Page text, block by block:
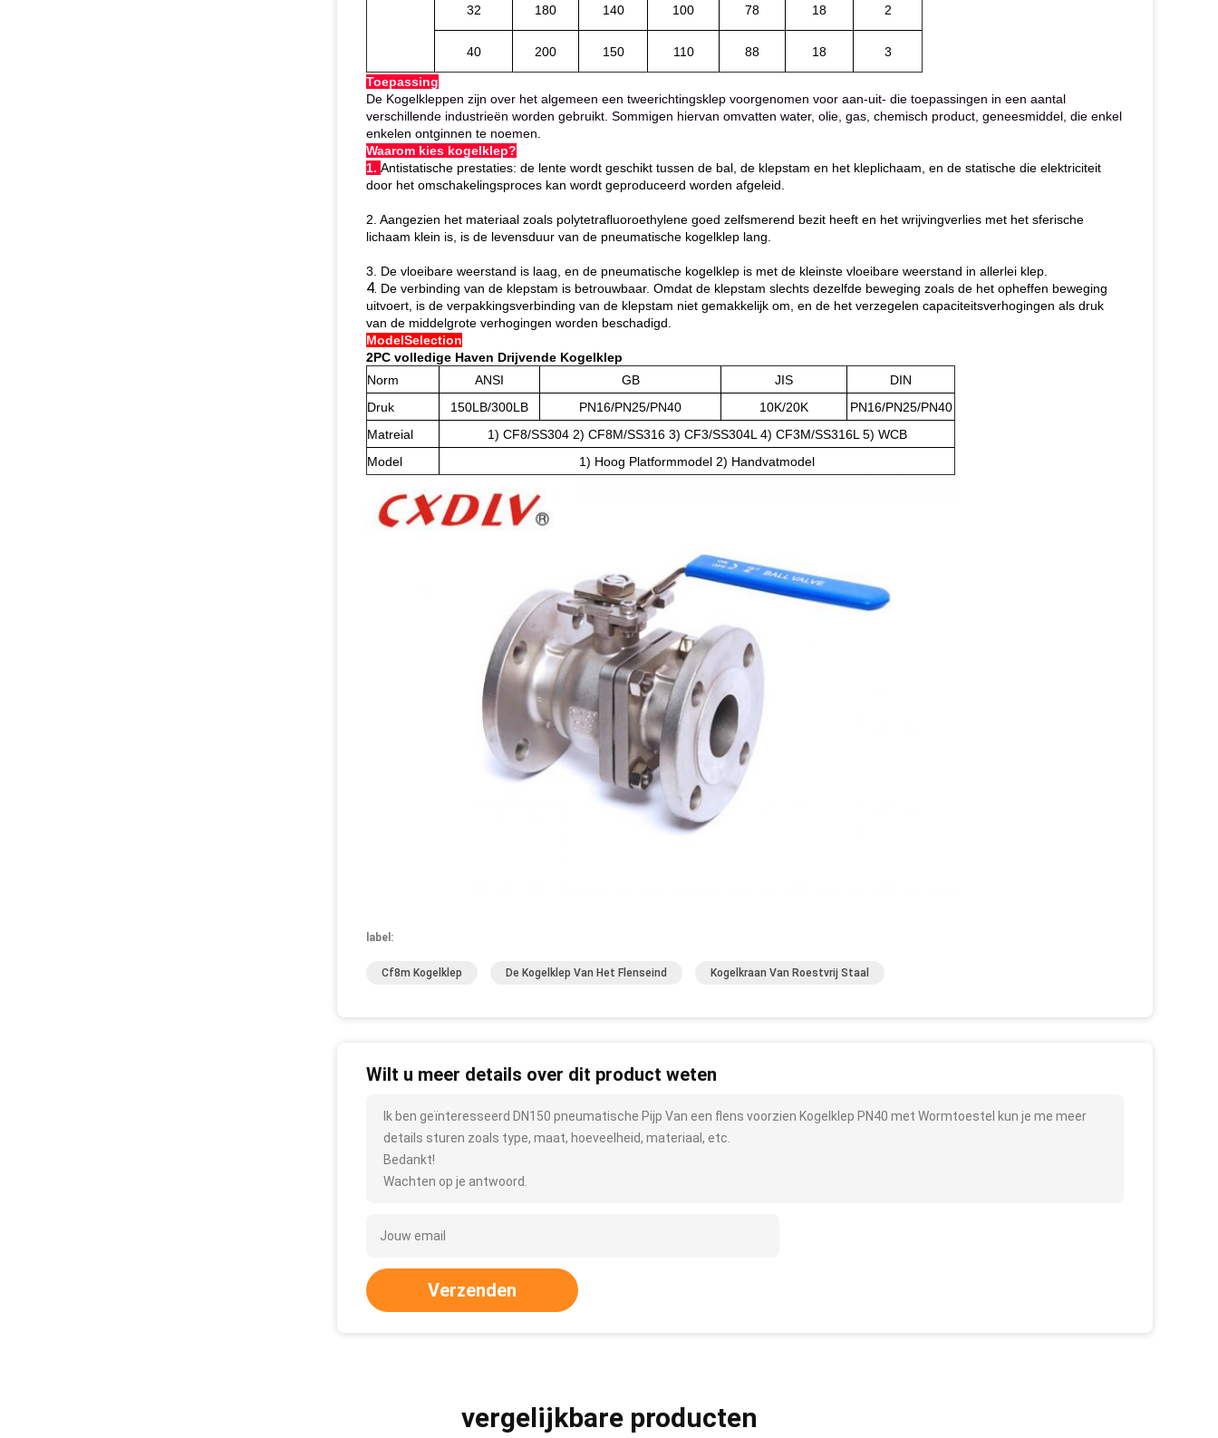
32 180 140 100 78 18 2
40 200 150 110 88 18 3
Toepassing
De Kogelkleppen zijn over het algemeen een tweerichtingsklep voorgenomen voor aan-uit- die toepassingen in een aantal
verschillende industrieën worden gebruikt. Sommigen hiervan omvatten water, olie, gas, chemisch product, geneesmiddel, die enkel
enkelen ontginnen te noemen.
Waarom kies kogelklep?
1. Antistatische prestaties: de lente wordt geschikt tussen de bal, de klepstam en het kleplichaam, en de statische die elektriciteit
door het omschakelingsproces kan wordt geproduceerd worden afgeleid.
2. Aangezien het materiaal zoals polytetrafluoroethylene goed zelfsmerend bezit heeft en het wrijvingverlies met het sferische
lichaam klein is, is de levensduur van de pneumatische kogelklep lang.
3. De vloeibare weerstand is laag, en de pneumatische kogelklep is met de kleinste vloeibare weerstand in allerlei klep.
4. De verbinding van de klepstam is betrouwbaar. Omdat de klepstam slechts dezelfde beweging zoals de het opheffen beweging
uitvoert, is de verpakkingsverbinding van de klepstam niet gemakkelijk om, en de het verzegelen capaciteitsverhogingen als druk
van de middelgrote verhogingen worden beschadigd.
ModelSelection
2PC volledige Haven Drijvende Kogelklep
Norm
ANSI GB JIS
DIN
Druk
150LB/300LB PN16/PN25/PN40 10K/20K
PN16/PN25/PN40
Matreial
1) CF8/SS304 2) CF8M/SS316 3) CF3/SS304L 4) CF3M/SS316L 5) WCB
Model
1) Hoog Platformmodel 2) Handvatmodel
label:
Cf8m Kogelklep De Kogelklep Van Het Flenseind Kogelkraan Van Roestvrij Staal
Wilt u meer details over dit product weten
Ik ben geïnteresseerd DN150 pneumatische Pijp Van een flens voorzien Kogelklep PN40 met Wormtoestel kun je me meer
details sturen zoals type, maat, hoeveelheid, materiaal, etc.
Bedankt!
Wachten op je antwoord.
Verzenden
vergelijkbare producten